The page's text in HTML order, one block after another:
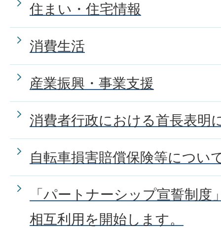
住まい・住宅情報
消費生活
産業振興・事業支援
消費者行政における首長表明
自転車損害賠償保険等につい
「パートナーシップ宣誓制度
相互利用を開始します。